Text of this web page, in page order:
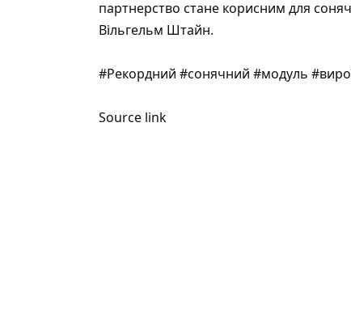
партнерство стане корисним для
Вільгельм Штайн.
#Рекордний #сонячний #модуль
Source link